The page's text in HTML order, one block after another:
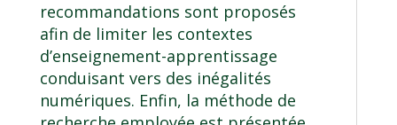
recommandations sont proposés
afin de limiter les contextes
d’enseignement-apprentissage
conduisant vers des inégalités
numériques. Enfin, la méthode de